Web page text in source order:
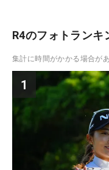
R4のフォトランキ
集計に時間がかかる場合があ
1